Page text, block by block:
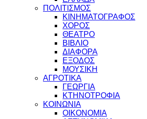
ΠΟΛΙΤΙΣΜΟΣ
ΚΙΝΗΜΑΤΟΓΡΑΦΟΣ
ΧΟΡΟΣ
ΘΕΑΤΡΟ
ΒΙΒΛΙΟ
ΔΙΑΦΟΡΑ
ΕΞΟΔΟΣ
ΜΟΥΣΙΚΗ
ΑΓΡΟΤΙΚΑ
ΓΕΩΡΓΙΑ
ΚΤΗΝΟΤΡΟΦΙΑ
ΚΟΙΝΩΝΙΑ
ΟΙΚΟΝΟΜΙΑ